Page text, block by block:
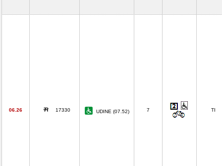
06.26 17330 UDINE (07.52) 7 TI